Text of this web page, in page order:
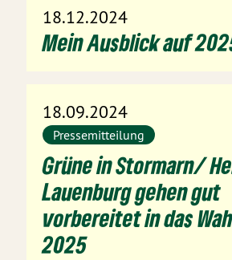
18.12.2024
Mein Ausblick auf
18.09.2024
Pressemitteilung
Grüne in Stormarn/
Lauenburg gehen gut
vorbereitet in das
2025